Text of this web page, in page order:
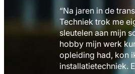
“Na jaren in de
Techniek trok me
sleutelen aan mijn
hobby mijn werk
opleiding had, kon
installatietechniek.